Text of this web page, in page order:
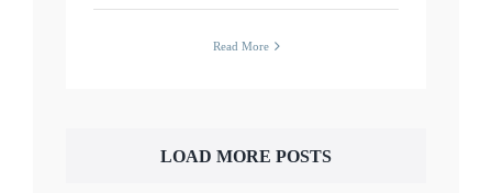
Read More
LOAD MORE POSTS